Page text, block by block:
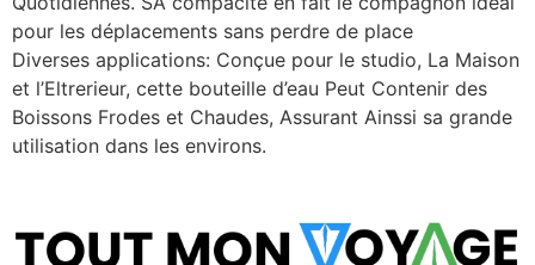
pour les déplacements sans perdre de place
Diverses applications: Conçue pour le studio, La Maison
et l’Eltrerieur, cette bouteille d’eau Peut Contenir des
Boissons Frodes et Chaudes, Assurant Ainssi sa grande
utilisation dans les environs.